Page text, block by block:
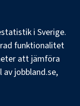
i Sverige.
funktionalitet
att jämföra
av jobbland.se,